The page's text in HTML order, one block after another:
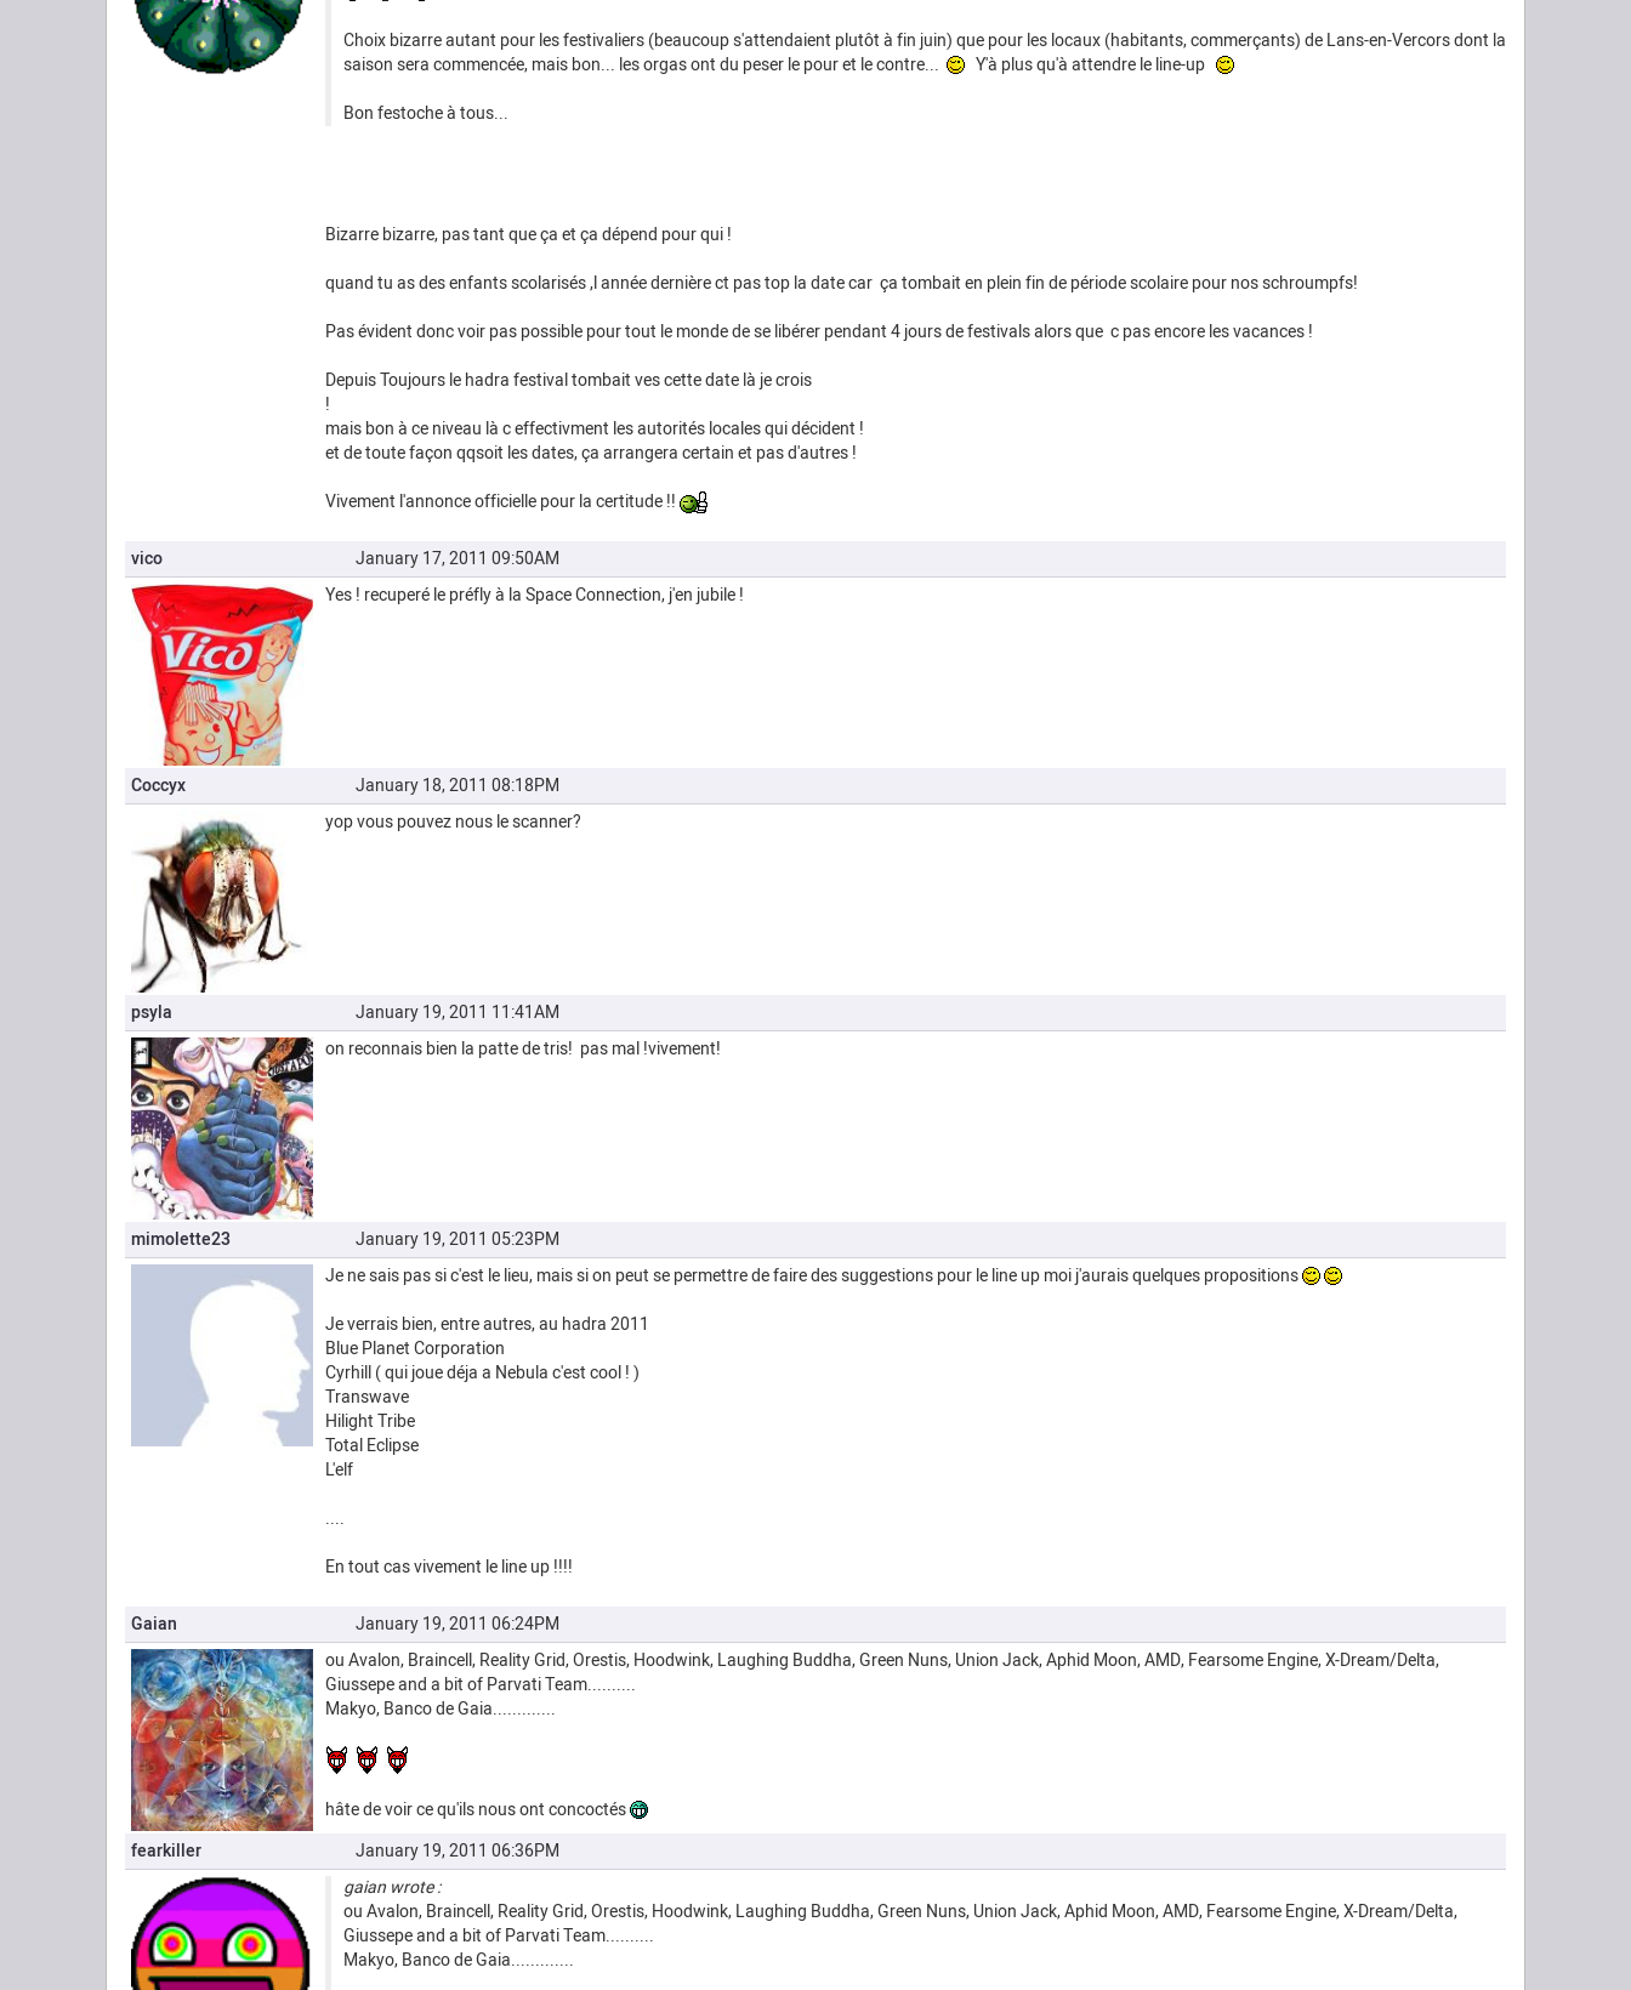
Choix bizarre autant pour les festivaliers (beaucoup s'attendaient plutôt à fin juin) que pour les locaux (habitants, commerçants) de Lans-en-Vercors dont la
saison sera commencée, mais bon... les orgas ont du peser le pour et le contre...
Y'à plus qu'à attendre le line-up
Bon festoche à tous...
Bizarre bizarre, pas tant que ça et ça dépend pour qui !
quand tu as des enfants scolarisés ,l année dernière ct pas top la date car ça tombait en plein fin de période scolaire pour nos schroumpfs!
Pas évident donc voir pas possible pour tout le monde de se libérer pendant 4 jours de festivals alors que c pas encore les vacances !
Depuis Toujours le hadra festival tombait ves cette date là je crois
!
mais bon à ce niveau là c effectivment les autorités locales qui décident !
et de toute façon qqsoit les dates, ça arrangera certain et pas d'autres !
Vivement l'annonce officielle pour la certitude !!
vico
January 17, 2011 09:50AM
Yes ! recuperé le préfly à la Space Connection, j'en jubile !
Coccyx
January 18, 2011 08:18PM
yop vous pouvez nous le scanner?
psyla
January 19, 2011 11:41AM
on reconnais bien la patte de tris! pas mal !vivement!
mimolette23
January 19, 2011 05:23PM
Je ne sais pas si c'est le lieu, mais si on peut se permettre de faire des suggestions pour le line up moi j'aurais quelques propositions
Je verrais bien, entre autres, au hadra 2011
Blue Planet Corporation
Cyrhill ( qui joue déja a Nebula c'est cool ! )
Transwave
Hilight Tribe
Total Eclipse
L'elf
....
En tout cas vivement le line up !!!!
Gaian
January 19, 2011 06:24PM
ou Avalon, Braincell, Reality Grid, Orestis, Hoodwink, Laughing Buddha, Green Nuns, Union Jack, Aphid Moon, AMD, Fearsome Engine, X-Dream/Delta,
Giussepe and a bit of Parvati Team..........
Makyo, Banco de Gaia.............
hâte de voir ce qu'ils nous ont concoctés
fearkiller
January 19, 2011 06:36PM
gaian wrote :
ou Avalon, Braincell, Reality Grid, Orestis, Hoodwink, Laughing Buddha, Green Nuns, Union Jack, Aphid Moon, AMD, Fearsome Engine, X-Dream/Delta,
Giussepe and a bit of Parvati Team..........
Makyo, Banco de Gaia.............